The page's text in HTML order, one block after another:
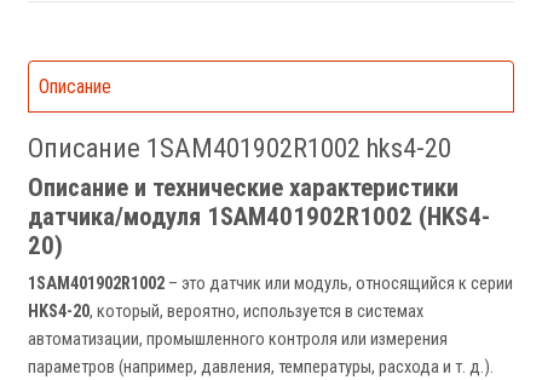
Описание
Описание 1SAM401902R1002 hks4-20
Описание и технические характеристики
датчика/модуля 1SAM401902R1002 (HKS4-
20)
1SAM401902R1002 – это датчик или модуль, относящийся к серии
HKS4-20, который, вероятно, используется в системах
автоматизации, промышленного контроля или измерения
параметров (например, давления, температуры, расхода и т. д.).